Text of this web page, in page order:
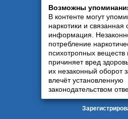
Возможны
В контенте могут
наркотики и связанная
информация.
потребление
психотропных веществ
причиняет вред
их незаконный оборот
влечёт установленную
законодательством